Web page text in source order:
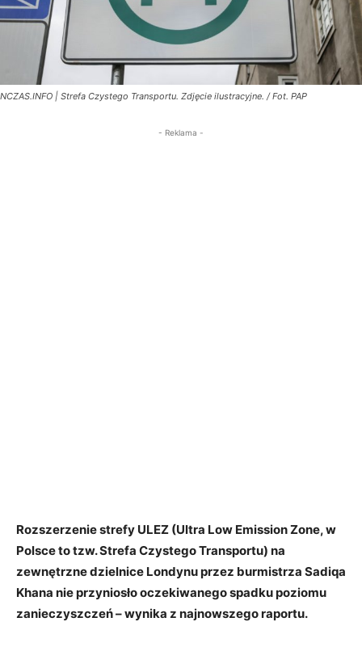
NCZAS.INFO | Strefa Czystego Transportu. Zdjęcie ilustracyjne. / Fot. PAP
- Reklama -
Rozszerzenie strefy ULEZ (Ultra Low Emission Zone, w
Polsce to tzw. Strefa Czystego Transportu) na
zewnętrzne dzielnice Londynu przez burmistrza Sadiqa
Khana nie przyniosło oczekiwanego spadku poziomu
zanieczyszczeń – wynika z najnowszego raportu.